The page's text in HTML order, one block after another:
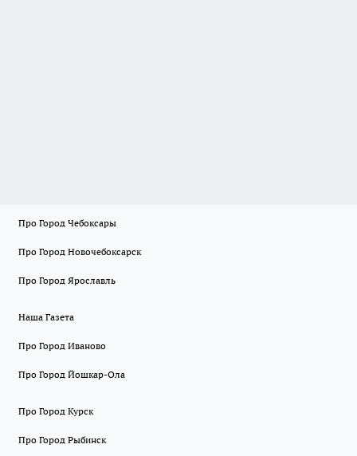
Про Город Чебоксары
Про Город Новочебоксарск
Про Город Ярославль
Наша Газета
Про Город Иваново
Про Город Йошкар-Ола
Про Город Курск
Про Город Рыбинск